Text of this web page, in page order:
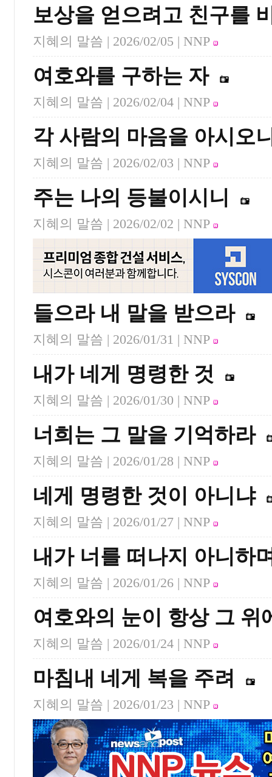
보상을 얻으려고 친구를
지혜의 말씀 | 2026/02/05 | NNP
여호와를 구하는 자
지혜의 말씀 | 2026/02/04 | NNP
각 사람의 마음을 아시오
지혜의 말씀 | 2026/02/03 | NNP
주는 나의 등불이시니
지혜의 말씀 | 2026/02/02 | NNP
들으라 내 말을 받으라
지혜의 말씀 | 2026/01/31 | NNP
내가 네게 명령한 것
지혜의 말씀 | 2026/01/30 | NNP
너희는 그 말을 기억하라
지혜의 말씀 | 2026/01/28 | NNP
네게 명령한 것이 아니냐
지혜의 말씀 | 2026/01/27 | NNP
내가 너를 떠나지 아니하
지혜의 말씀 | 2026/01/26 | NNP
여호와의 눈이 항상 그 위
지혜의 말씀 | 2026/01/24 | NNP
마침내 네게 복을 주려
지혜의 말씀 | 2026/01/23 | NNP